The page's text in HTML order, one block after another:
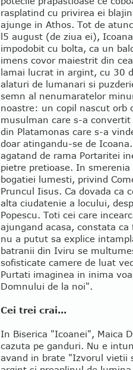
rasplatind cu privirea ei
ajunge in Athos. Tot de
l5 august (de ziua ei),
impodobit cu bolta, ca un
imens covor maiestrit din
lamai lucrat in argint, cu 30
alaturi de lumanari si
semn al nenumaratelor
noastre: un copil nascut orb
musulman care s-a
din Platamonas care s-a
doar atingandu-se de
agatand de rama Portaritei
pietre pretioase. In
bogatiei lumesti, privind
Pruncul Iisus. Ca dovada ca
alta ciudatenie a locului,
Popescu. Toti cei care
ajungand acasa, constata
nu a putut sa explice
batranii din Iviru se
sofisticate camere de luat
Purtati imaginea in inima
Domnului de la noi".
Cei trei crai...
In Biserica "Icoanei", Maica
cazuta pe ganduri. Nu e
avand in brate "Izvorul vietii